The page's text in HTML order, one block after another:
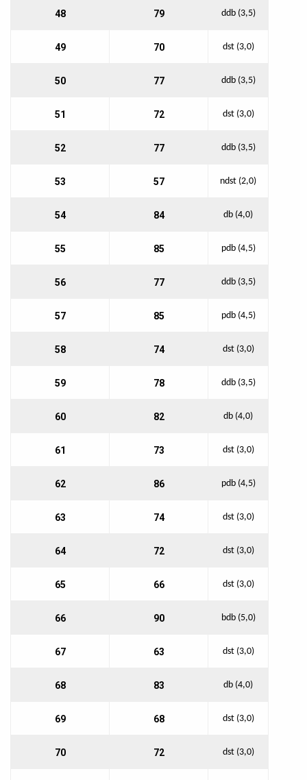
48 79 ddb (3,5)
49 70 dst (3,0)
50 77 ddb (3,5)
51 72 dst (3,0)
52 77 ddb (3,5)
53 57 ndst (2,0)
54 84 db (4,0)
55 85 pdb (4,5)
56 77 ddb (3,5)
57 85 pdb (4,5)
58 74 dst (3,0)
59 78 ddb (3,5)
60 82 db (4,0)
61 73 dst (3,0)
62 86 pdb (4,5)
63 74 dst (3,0)
64 72 dst (3,0)
65 66 dst (3,0)
66 90 bdb (5,0)
67 63 dst (3,0)
68 83 db (4,0)
69 68 dst (3,0)
70 72 dst (3,0)